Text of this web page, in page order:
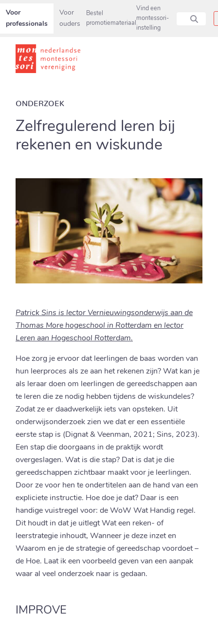
Zelfregulerend leren bij
rekenen en wiskunde
ONDERZOEK
Patrick Sins is lector Vernieuwingsonderwijs aan de
Thomas More hogeschool in Rotterdam en lector
Leren aan Hogeschool Rotterdam.
Hoe zorg je ervoor dat leerlingen de baas worden van
hun leerproces als ze aan het rekenen zijn? Wat kan je
als leraar doen om leerlingen de gereedschappen aan
te leren die ze nodig hebben tijdens de wiskundeles?
Zodat ze er daadwerkelijk iets van opsteken. Uit
onderwijsonderzoek zien we dat er een essentiële
eerste stap is (Dignat & Veenman, 2021; Sins, 2023).
Een stap die doorgaans in de praktijk wordt
overgeslagen. Wat is die stap? Dat is dat je die
gereedschappen zichtbaar maakt voor je leerlingen.
Door ze voor hen te ondertitelen aan de hand van een
expliciete instructie. Hoe doe je dat? Daar is een
handige vuistregel voor: de WoW Wat Handig regel.
Dit houdt in dat je uitlegt Wat een reken- of
leerstrategie inhoudt, Wanneer je deze inzet en
Waarom en je de strategie of gereedschap voordoet –
de Hoe. Laat ik een voorbeeld geven van een aanpak
waar al veel onderzoek naar is gedaan.
IMPROVE
Secundaire navigatiemenu overslaan en direct naar pagina
Voor
professionals
Voor
ouders
Bestel
promotiemateriaal
Vind een
montessori-
instelling